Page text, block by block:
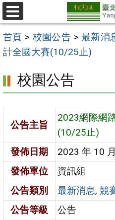
跳
至
主
要
區
選
單
首頁 > 校園公告 > 最新消
計全國大賽(10/25止)
校園公告
公告主旨
2023網際網
(10/25止)
發佈日期
2023 年 10
發佈單位
資訊組
公告類別
最新消息,競
公告等級
公告